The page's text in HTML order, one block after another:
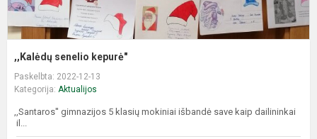
,,Kalėdų senelio kepurė"
Paskelbta: 2022-12-13
Kategorija: Aktualijos
,,Santaros'' gimnazijos 5 klasių mokiniai išbandė save kaip dailininkai
il...